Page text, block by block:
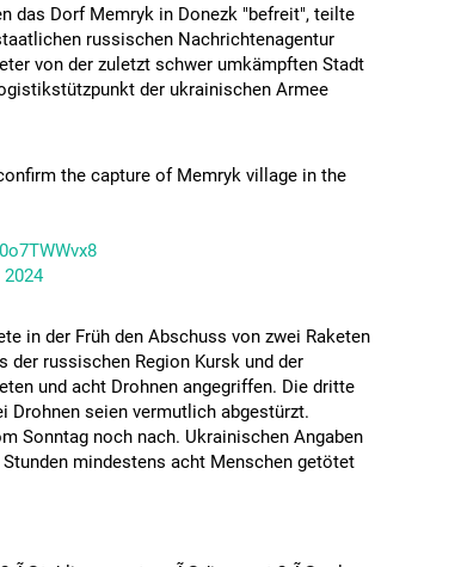
das Dorf Memryk in Donezk "befreit", teilte
russischen Nachrichtenagentur
von der zuletzt schwer umkämpften Stadt
der ukrainischen Armee
confirm the capture of Memryk village in the
2024
in der Früh den Abschuss von zwei Raketen
der russischen Region Kursk und der
und acht Drohnen angegriffen. Die dritte
Drohnen seien vermutlich abgestürzt.
Sonntag noch nach. Ukrainischen Angaben
mindestens acht Menschen getötet